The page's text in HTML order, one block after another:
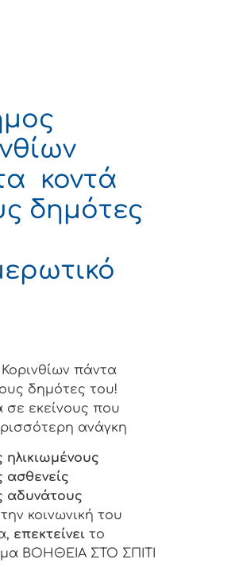
κοντά
δημότες
πάντα
δημότες του!
σε εκείνους που
ανάγκη
ηλικιωμένους
ασθενείς
αδυνάτους
την κοινωνική του
επεκτείνει το
ΒΟΗΘΕΙΑ ΣΤΟ ΣΠΙΤΙ